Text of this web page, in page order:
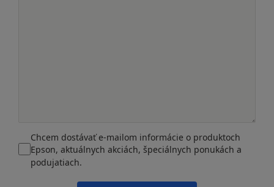
Chcem dostávať e-mailom informácie o produktoch
Epson, aktuálnych akciách, špeciálnych ponukách a
podujatiach.